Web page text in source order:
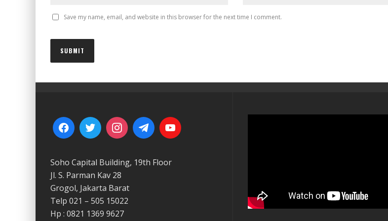
Save my name, email, and website in this browser for the next time I comment.
Soho Capital Building, 19th Floor
Jl. S. Parman Kav 28
Grogol, Jakarta Barat
Telp 021 – 505 15022
Hp : 0821 1369 9627